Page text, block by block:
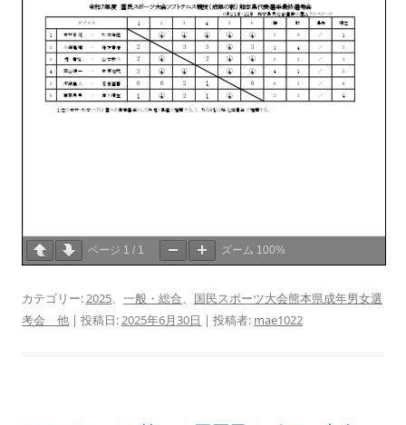
ページ 1 / 1 ズーム 100%
カテゴリー:2025、 一般・総合、 国民スポーツ大会熊本県成年男女選
考会 他 | 投稿日:2025年6月30日 | 投稿者: mae1022